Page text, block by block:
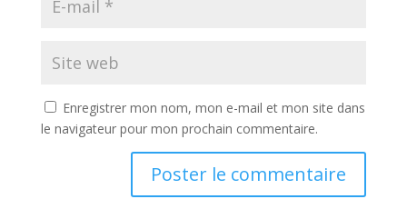
Enregistrer mon nom, mon e-mail et mon site dans
le navigateur pour mon prochain commentaire.